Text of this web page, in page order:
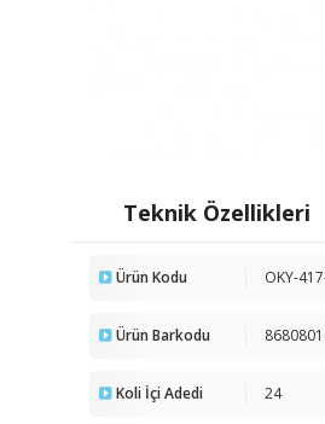
Teknik Özellikleri
Ürün Kodu OKY-
Ürün Barkodu
Koli İçi Adedi 24